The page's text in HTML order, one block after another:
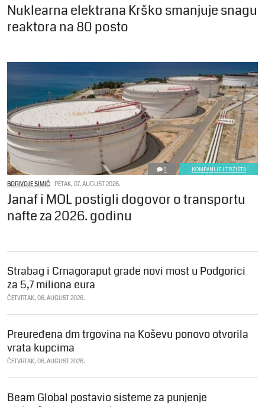
Nuklearna elektrana Krško smanjuje snagu
reaktora na 80 posto
0 KOMPANIJE I TRŽIŠTA
BORIVOJE SIMIĆ PETAK, 07. AUGUST 2026.
Janaf i MOL postigli dogovor o transportu
nafte za 2026. godinu
Strabag i Crnagoraput grade novi most u Podgorici
za 5,7 miliona eura
ČETVRTAK, 06. AUGUST 2026.
Preuređena dm trgovina na Koševu ponovo otvorila
vrata kupcima
ČETVRTAK, 06. AUGUST 2026.
Beam Global postavio sisteme za punjenje